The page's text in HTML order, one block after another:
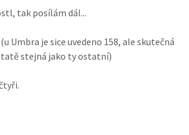
tak posílám dál...
Umbra je sice uvedeno 158, ale skutečná
stejná jako ty ostatní)